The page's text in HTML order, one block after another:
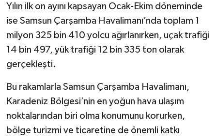
Yılın ilk on ayını kapsayan Ocak-Ekim döneminde
ise Samsun Çarşamba Havalimanı’nda toplam 1
milyon 325 bin 410 yolcu ağırlanırken, uçak trafiği
14 bin 497, yük trafiği 12 bin 335 ton olarak
gerçekleşti.
Bu rakamlarla Samsun Çarşamba Havalimanı,
Karadeniz Bölgesi’nin en yoğun hava ulaşım
noktalarından biri olma konumunu korurken,
bölge turizmi ve ticaretine de önemli katkı